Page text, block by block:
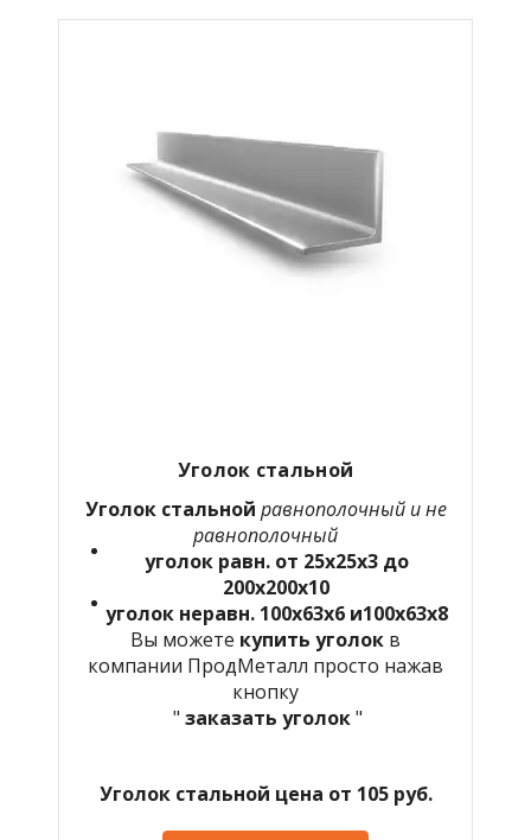
Уголок стальной
Уголок стальной равнополочный и не
равнополочный
уголок равн. от 25х25х3 до
200х200х10
уголок неравн. 100х63х6 и100х63х8
Вы можете купить уголок в
компании ПродМеталл просто нажав
кнопку
" заказать уголок"
Уголок стальной цена от 105 руб.